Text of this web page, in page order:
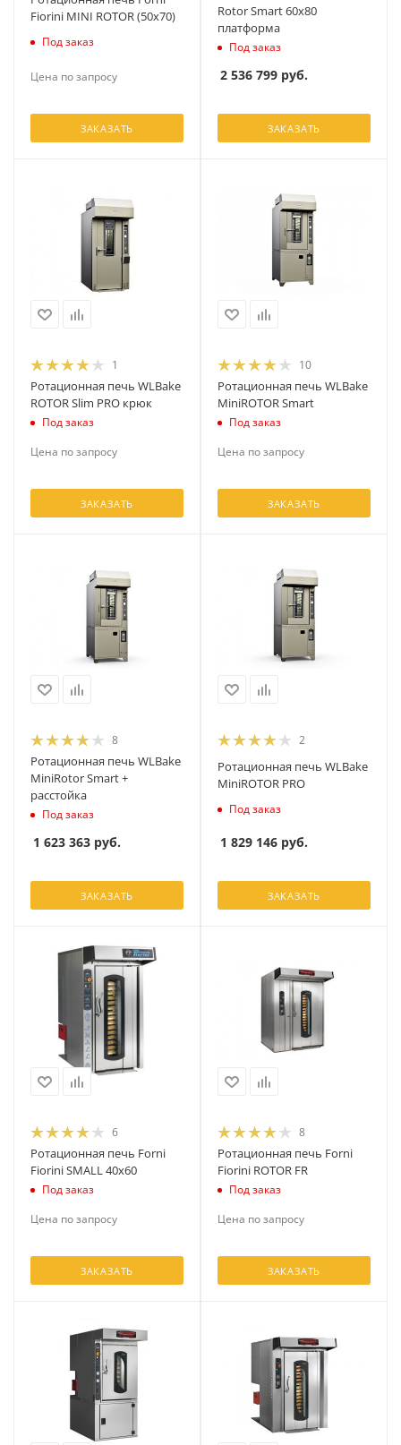
Fiorini MINI ROTOR (50х70)
Под заказ
Цена по запросу
ЗАКАЗАТЬ
Rotor Smart 60x80
платформа
Под заказ
2 536 799 руб.
ЗАКАЗАТЬ
1
Ротационная печь WLBake
ROTOR Slim PRO крюк
Под заказ
Цена по запросу
ЗАКАЗАТЬ
10
Ротационная печь WLBake
MiniROTOR Smart
Под заказ
Цена по запросу
ЗАКАЗАТЬ
8
Ротационная печь WLBake
MiniRotor Smart +
расстойка
Под заказ
1 623 363 руб.
ЗАКАЗАТЬ
2
Ротационная печь WLBake
MiniROTOR PRO
Под заказ
1 829 146 руб.
ЗАКАЗАТЬ
6
Ротационная печь Forni
Fiorini SMALL 40х60
Под заказ
Цена по запросу
ЗАКАЗАТЬ
8
Ротационная печь Forni
Fiorini ROTOR FR
Под заказ
Цена по запросу
ЗАКАЗАТЬ